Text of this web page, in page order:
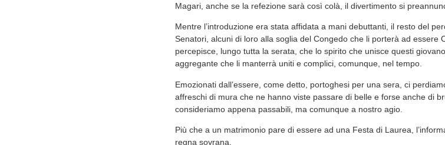
Magari, anche se la refezione sarà così colà, il divertimento si
Mentre l’introduzione era stata affidata a mani debuttanti, il resto del
Senatori, alcuni di loro alla soglia del Congedo che li porterà ad essere
percepisce, lungo tutta la serata, che lo spirito che unisce questi
aggregante che li manterrà uniti e complici, comunque, nel tempo.
Emozionati dall’essere, come detto, portoghesi per una sera, ci
affreschi di mura che ne hanno viste passare di belle e forse anche di
consideriamo appena passabili, ma comunque a nostro agio.
Più che a un matrimonio pare di essere ad una Festa di Laurea,
regna sovrana.